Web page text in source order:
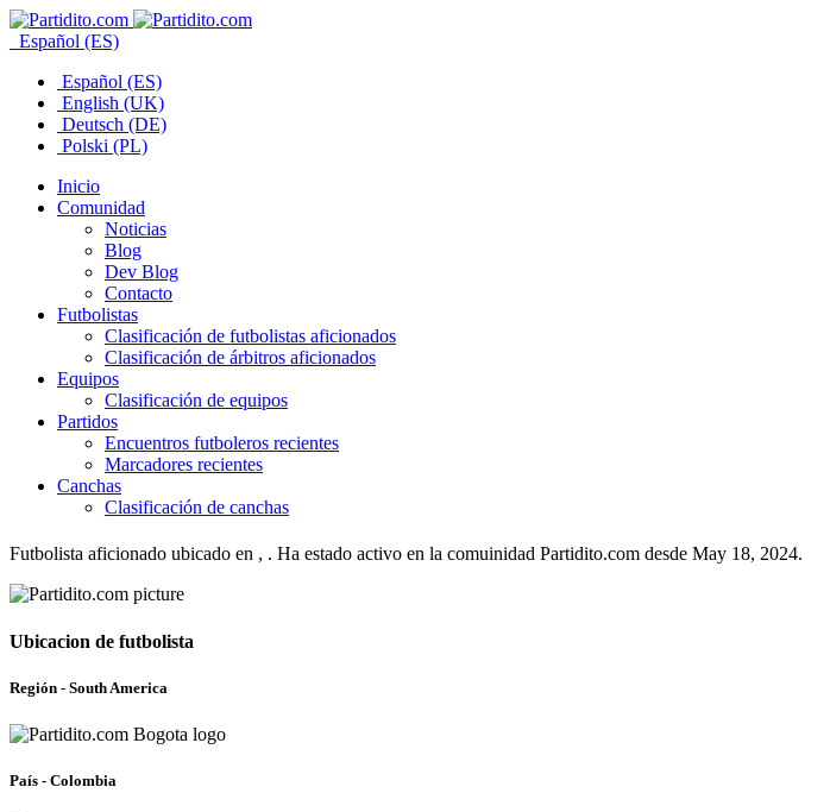
Español (ES)
Español (ES)
English (UK)
Deutsch (DE)
Polski (PL)
Inicio
Comunidad
Noticias
Blog
Dev Blog
Contacto
Futbolistas
Clasificación de futbolistas aficionados
Clasificación de árbitros aficionados
Equipos
Clasificación de equipos
Partidos
Encuentros futboleros recientes
Marcadores recientes
Canchas
Clasificación de canchas
Futbolista aficionado ubicado en , . Ha estado activo en la comuinidad Partidito.com desde May 18, 2024.
Ubicacion de futbolista
Región - South America
País - Colombia